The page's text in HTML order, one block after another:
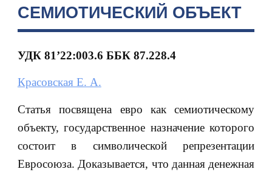
СЕМИОТИЧЕСКИЙ ОБЪЕКТ
УДК 81’22:003.6 ББК 87.228.4
Красовская Е. А.
Статья посвящена евро как семиотическому
объекту, государственное назначение которого
состоит в символической репрезентации
Евросоюза. Доказывается, что данная денежная